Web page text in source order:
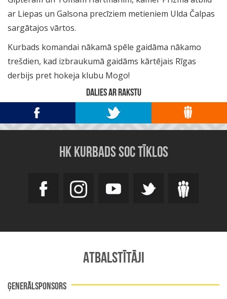
ar Liepas un Galsona precīziem metieniem Ulda Čalpas
sargātajos vārtos.
Kurbads komandai nākamā spēle gaidāma nākamo
trešdien, kad izbraukumā gaidāms kārtējais Rīgas
derbijs pret hokeja klubu Mogo!
DALIES AR RAKSTU
HK KURBADS SOC TĪKLOS
ATBALSTĪTĀJI
ĢENERĀLSPONSORS